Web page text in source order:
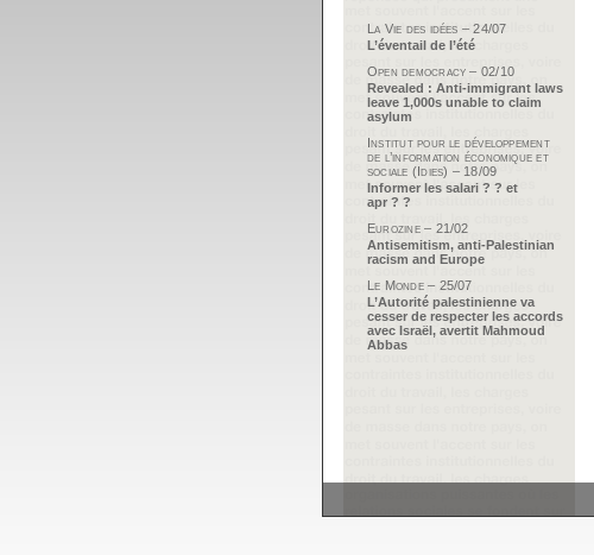
La Vie des idées – 24/07
L’éventail de l’été
Open democracy – 02/10
Revealed : Anti-immigrant laws
leave 1,000s unable to claim
asylum
Institut pour le développement
de l’information économique et
sociale (Idies) – 18/09
Informer les salari ? ? et
apr ? ?
Eurozine – 21/02
Antisemitism, anti-Palestinian
racism and Europe
Le Monde – 25/07
L’Autorité palestinienne va
cesser de respecter les accords
avec Israël, avertit Mahmoud
Abbas